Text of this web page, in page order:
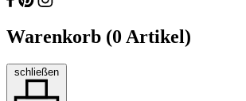
Warenkorb (0 Artikel)
schließen